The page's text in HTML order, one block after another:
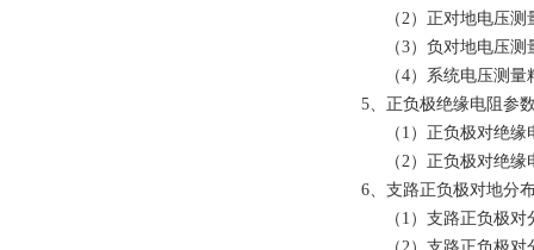
（2）正对地电压测
（3）负对地电压测
（4）系统电压测量
5、正负极绝缘电阻参
（1）正负极对绝缘
（2）正负极对绝缘
6、支路正负极对地分
（1）支路正负极对